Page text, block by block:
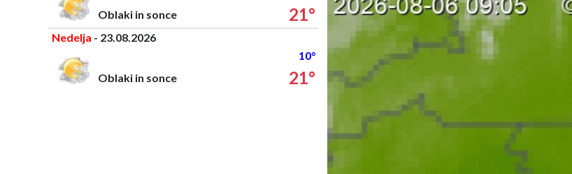
Oblaki in sonce
21°
Nedelja - 23.08.2026
10°
Oblaki in sonce
21°